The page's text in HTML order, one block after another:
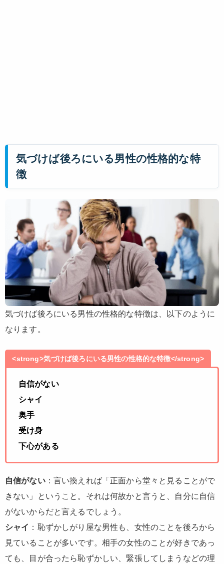
気づけば後ろにいる男性の性格的な特
徴
気づけば後ろにいる男性の性格的な特徴は、以下のように
なります。
<strong>気づけば後ろにいる男性の性格的な特徴</strong>
自信がない
シャイ
奥手
受け身
下心がある
自信がない：言い換えれば「正面から堂々と見ることがで
きない」ということ。それは何故かと言うと、自分に自信
がないからだと言えるでしょう。
シャイ ：恥ずかしがり屋な男性も、女性のことを後ろから
見ていることが多いです。相手の女性のことが好きであっ
ても、目が合ったら恥ずかしい、緊張してしまうなどの理